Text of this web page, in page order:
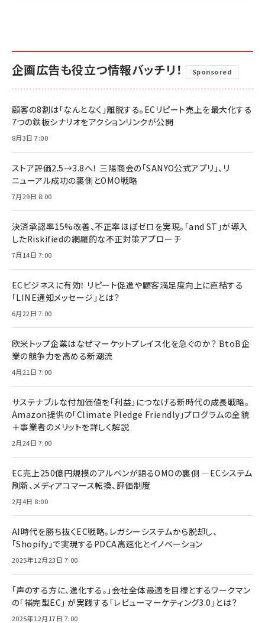
企画広告も役立つ情報バッチリ！ Sponsored
顧客の8割は「なんとなく」離脱する。ECリピート売上を最大化する
7つの鉄板シナリオをアクションリンクが公開
8月3日 7:00
ストア評価2.5→3.8へ！ 三陽商会の「SANYO公式アプリ」、リ
ニューアル成功の裏側とOMO戦略
7月29日 8:00
決済承認率15%改善、不正率ほぼゼロを実現。「and ST」が導入
したRiskifiedの網羅的な不正対策アプローチ
7月14日 7:00
ECビジネスに有効！ リピート促進や顧客満足度向上に直結する
「LINE通知メッセージ」とは？
6月22日 7:00
欧米トップ企業はなぜマーケットプレイス化を急ぐのか？ BtoB企
業の競争力を高める新潮流
4月21日 7:00
サステナブルな付加価値を「利益」につなげる新時代の成長戦略。
Amazon提供の「Climate Pledge Friendly」プログラムの全貌
＋事業者のメリットを詳しく解説
2月24日 7:00
EC売上250億円規模のアルペンが語るOMOの裏側 ―ECシステム
刷新、メディアコマース転換、評価制度
2月4日 8:00
AI時代を勝ち抜くEC戦略。レガシーシステムから脱却し、
「Shopify」で実現するPDCA高速化とイノベーション
2025年12月23日 7:00
「声のする方に、進化する。」会社全体最適を目標とするワークマン
の「補完型EC」 が実践する「レビューマーケティング3.0」とは？
2025年12月17日 7:00